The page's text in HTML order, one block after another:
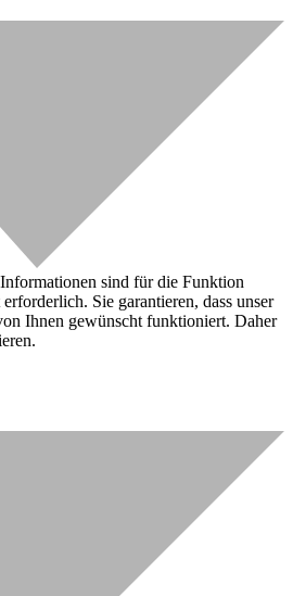
sind für die Funktion
Sie garantieren, dass unser
Ihnen gewünscht funktioniert. Daher